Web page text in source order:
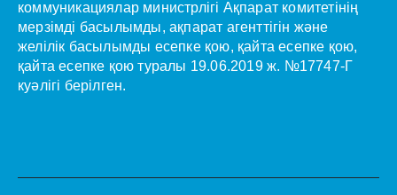
коммуникациялар министрлігі Ақпарат комитетінің
мерзімді басылымды, ақпарат агенттігін және
желілік басылымды есепке қою, қайта есепке қою,
қайта есепке қою туралы 19.06.2019 ж. №17747-Г
куәлігі берілген.